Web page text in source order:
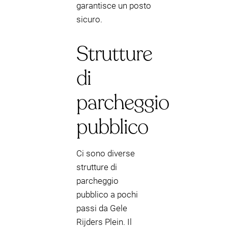
garantisce un posto
sicuro.
Strutture
di
parcheggio
pubblico
Ci sono diverse
strutture di
parcheggio
pubblico a pochi
passi da Gele
Rijders Plein. Il